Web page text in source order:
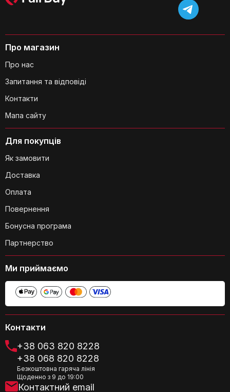
Контакти
+38 063 820 8228
+38 068 820 8228
Безкоштовна гаряча лінія
Щоденно з 9 до 19:00
Контактний email
Для покупців
Як замовити
Доставка
Оплата
Повернення
Бонусна програма
Партнерство
Про магазин
Про нас
Запитання та відповіді
Контакти
Мапа сайту
Ми приймаємо